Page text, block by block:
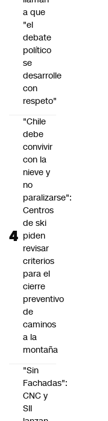
a que
"el
debate
político
se
desarrolle
con
respeto"
"Chile
debe
convivir
con la
nieve y
no
paralizarse":
Centros
de ski
piden
revisar
criterios
para el
cierre
preventivo
de
caminos
a la
montaña
"Sin
Fachadas":
CNC y
SII